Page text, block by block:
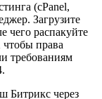
(cPanel,
Загрузите
чего распакуйте
права
требованиям
Битрикс через